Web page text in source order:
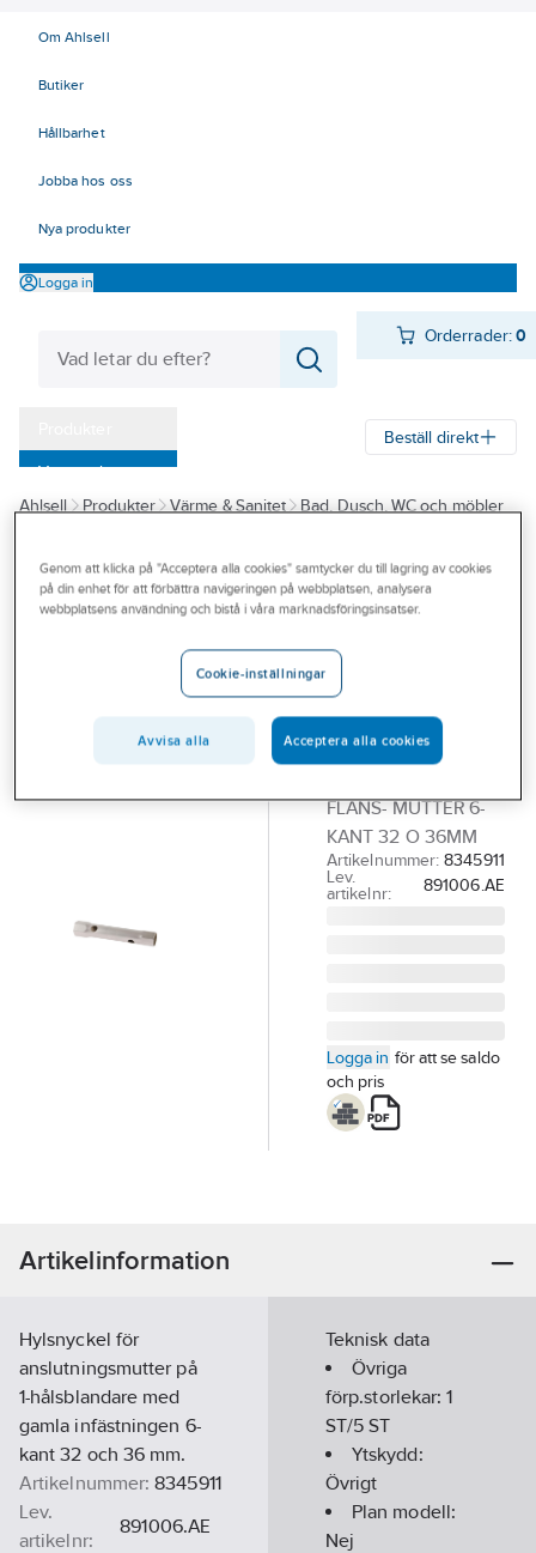
Om Ahlsell
Butiker
Hållbarhet
Jobba hos oss
Nya produkter
Logga in
Orderrader:0
Varumärken
Kampanjer
Branscher
Beställ direkt
Ahlsell Produkter Värme & Sanitet
Bad, Dusch, WC och möbler
Diverse verktyg för sanitetsarmatur
Hylsnyckel till
sanitetarmatur,
Mora
HYLSNYCKEL
FLÄNS- MUTTER 6-
KANT 32 O 36MM
Artikelnummer: 8345911
Lev.
artikelnr:
891006.AE
Logga in för att se saldo
och pris
Artikelinformation
Hylsnyckel för
anslutningsmutter på
1-hålsblandare med
gamla infästningen 6-
kant 32 och 36 mm.
Artikelnummer: 8345911
Lev.
artikelnr:
891006.AE
Teknisk data
Övriga
förp.storlekar:1
ST/5 ST
Ytskydd:
Övrigt
Plan modell:
Nej
Genom att klicka på "Acceptera alla cookies" samtycker du till lagring av cookies
på din enhet för att förbättra navigeringen på webbplatsen, analysera
webbplatsens användning och bistå i våra marknadsföringsinsatser.
Cookie-inställningar
Avvisa alla Acceptera alla cookies